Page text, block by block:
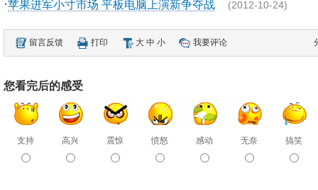
·苹果进军小寸市场 平板电脑上演新争夺战 (2012-10-24)
留言反馈 打印 大 中 小 我要评论
您看完后的感受
支持 高兴 震惊 愤怒 感动 无奈 搞笑